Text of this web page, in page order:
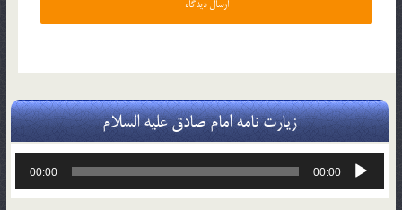
زیارت نامه امام صادق علیه السلام
پخش‌کننده
00:00
00:00